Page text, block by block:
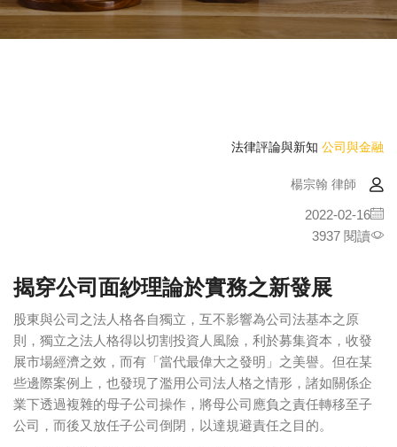
法律評論與新知 公司與金融
楊宗翰 律師
2022-02-16
3937 閱讀
揭穿公司面紗理論於實務之新發展
股東與公司之法人格各自獨立，互不影響為公司法基本之原
則，獨立之法人格得以切割投資人風險，利於募集資本，收發
展市場經濟之效，而有「當代最偉大之發明」之美譽。但在某
些邊際案例上，也發現了濫用公司法人格之情形，諸如關係企
業下透過複雜的母子公司操作，將母公司應負之責任轉移至子
公司，而後又放任子公司倒閉，以達規避責任之目的。